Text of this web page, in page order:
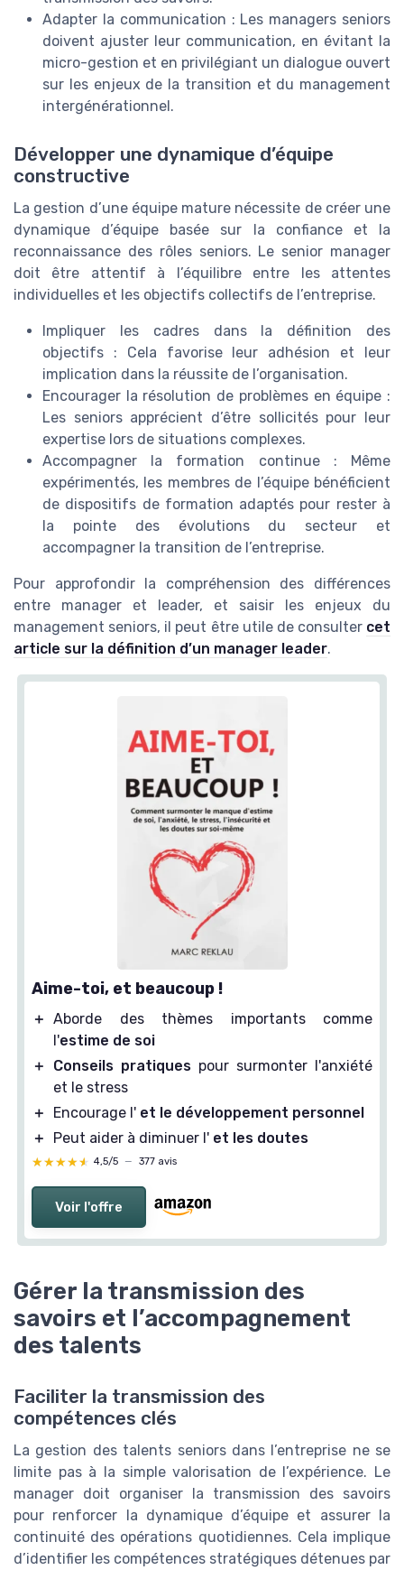
Adapter la communication : Les managers seniors
doivent ajuster leur communication, en évitant la
micro-gestion et en privilégiant un dialogue ouvert
sur les enjeux de la transition et du management
intergénérationnel.
Développer une dynamique d’équipe
constructive
La gestion d’une équipe mature nécessite de créer une
dynamique d’équipe basée sur la confiance et la
reconnaissance des rôles seniors. Le senior manager
doit être attentif à l’équilibre entre les attentes
individuelles et les objectifs collectifs de l’entreprise.
Impliquer les cadres dans la définition des
objectifs : Cela favorise leur adhésion et leur
implication dans la réussite de l’organisation.
Encourager la résolution de problèmes en équipe :
Les seniors apprécient d’être sollicités pour leur
expertise lors de situations complexes.
Accompagner la formation continue : Même
expérimentés, les membres de l’équipe bénéficient
de dispositifs de formation adaptés pour rester à
la pointe des évolutions du secteur et
accompagner la transition de l’entreprise.
Pour approfondir la compréhension des différences
entre manager et leader, et saisir les enjeux du
management seniors, il peut être utile de consulter cet
article sur la définition d’un manager leader.
Aime-toi, et beaucoup !
＋ Aborde des thèmes importants comme
l'estime de soi
＋
Conseils pratiques pour surmonter l'anxiété
et le stress
＋
Encourage l' et le développement personnel
＋
Peut aider à diminuer l' et les doutes
★★★★★
★★★★★ 4,5/5 — 377 avis
Voir l'offre
Gérer la transmission des
savoirs et l’accompagnement
des talents
Faciliter la transmission des
compétences clés
La gestion des talents seniors dans l’entreprise ne se
limite pas à la simple valorisation de l’expérience. Le
manager doit organiser la transmission des savoirs
pour renforcer la dynamique d’équipe et assurer la
continuité des opérations quotidiennes. Cela implique
d’identifier les compétences stratégiques détenues par